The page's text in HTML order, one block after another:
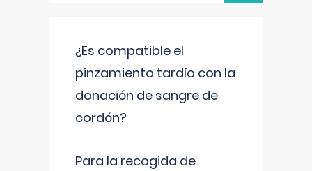
¿Es compatible el
pinzamiento tardío con la
donación de sangre de
cordón?
Para la recogida de